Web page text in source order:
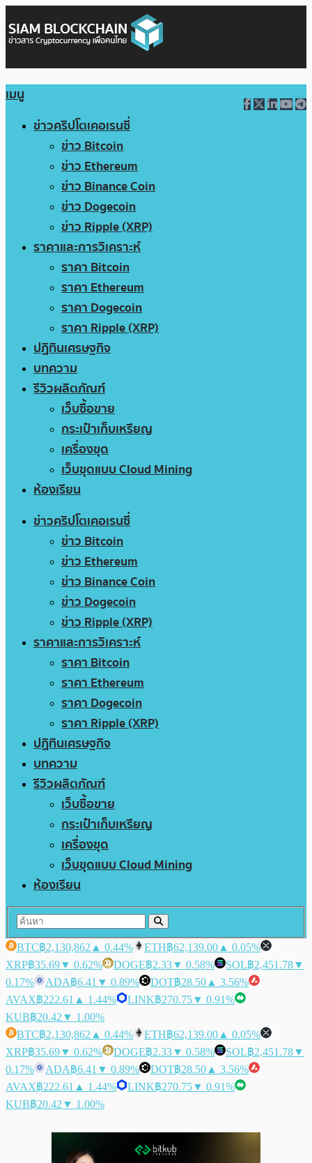
เมนู
ข่าวคริปโตเคอเรนซี่
ข่าว Bitcoin
ข่าว Ethereum
ข่าว Binance Coin
ข่าว Dogecoin
ข่าว Ripple (XRP)
ราคาและการวิเคราะห์
ราคา Bitcoin
ราคา Ethereum
ราคา Dogecoin
ราคา Ripple (XRP)
ปฏิทินเศรษฐกิจ
บทความ
รีวิวผลิตภัณฑ์
เว็บซื้อขาย
กระเป๋าเก็บเหรียญ
เครื่องขุด
เว็บขุดแบบ Cloud Mining
ห้องเรียน
ข่าวคริปโตเคอเรนซี่
ข่าว Bitcoin
ข่าว Ethereum
ข่าว Binance Coin
ข่าว Dogecoin
ข่าว Ripple (XRP)
ราคาและการวิเคราะห์
ราคา Bitcoin
ราคา Ethereum
ราคา Dogecoin
ราคา Ripple (XRP)
ปฏิทินเศรษฐกิจ
บทความ
รีวิวผลิตภัณฑ์
เว็บซื้อขาย
กระเป๋าเก็บเหรียญ
เครื่องขุด
เว็บขุดแบบ Cloud Mining
ห้องเรียน
BTC฿2,130,862 ▲ 0.44% ETH฿62,139.00 ▲ 0.05%
XRP฿35.69▼ 0.62% DOGE฿2.33▼ 0.58% SOL฿2,451.78▼
0.17%
ADA฿6.41 ▼ 0.89% DOT฿28.50 ▲ 3.56%
AVAX฿222.61 ▲ 1.44% LINK฿270.75▼ 0.91%
KUB฿20.42 ▼ 1.00%
BTC฿2,130,862 ▲ 0.44% ETH฿62,139.00 ▲ 0.05%
XRP฿35.69▼ 0.62% DOGE฿2.33▼ 0.58% SOL฿2,451.78▼
0.17%
ADA฿6.41 ▼ 0.89% DOT฿28.50 ▲ 3.56%
AVAX฿222.61 ▲ 1.44% LINK฿270.75▼ 0.91%
KUB฿20.42 ▼ 1.00%